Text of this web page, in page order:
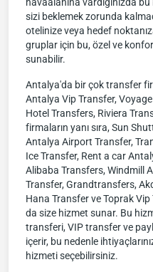
sizi beklemek zorunda
otelinize veya hedef
gruplar için bu, özel ve
sunabilir.
Antalya'da bir çok transfer
Antalya Vip Transfer,
Hotel Transfers, Riviera
firmaların yanı sıra, Sun
Antalya Airport Transfer,
Ice Transfer, Rent a car
Alibaba Transfers, Windmill
Transfer, Grandtransfers,
Hana Transfer ve Toprak
da size hizmet sunar. Bu
transferi, VIP transfer ve
içerir, bu nedenle
hizmeti seçebilirsiniz.